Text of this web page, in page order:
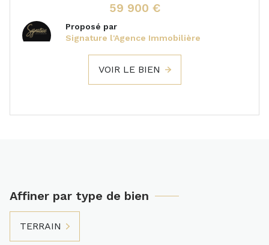
59 900 €
Proposé par
Signature l'Agence Immobilière
VOIR LE BIEN
Affiner par type de bien
TERRAIN